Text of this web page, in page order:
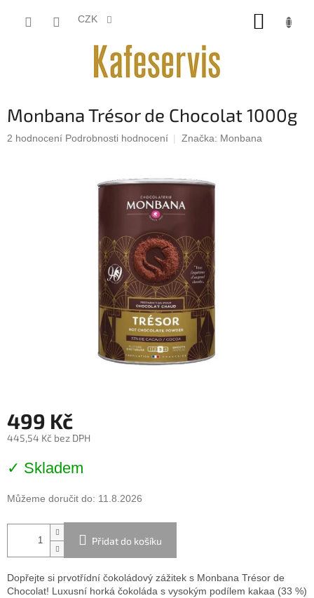
CZK
Monbana Trésor de Chocolat 1000g
Průměrné
2 hodnocení Podrobnosti hodnocení Značka: Monbana
499 Kč
445,54 Kč bez DPH
cena:
✓ Skladem
Můžeme doručit do: 11.8.2026
Přidat do košíku
Dopřejte si prvotřídní čokoládový zážitek s Monbana Trésor de
Chocolat! Luxusní horká čokoláda s vysokým podílem kakaa (33 %)